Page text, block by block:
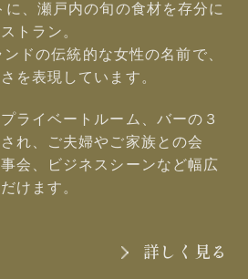
、 瀬戸内の旬の食材を存分に
トラン。
ドの伝統的な女性の名前で、
を表現しています。
ライベートルーム、バーの３
れ、
ご夫婦やご家族との会
会、 ビジネスシーンなど幅広
けます。
詳しく見る